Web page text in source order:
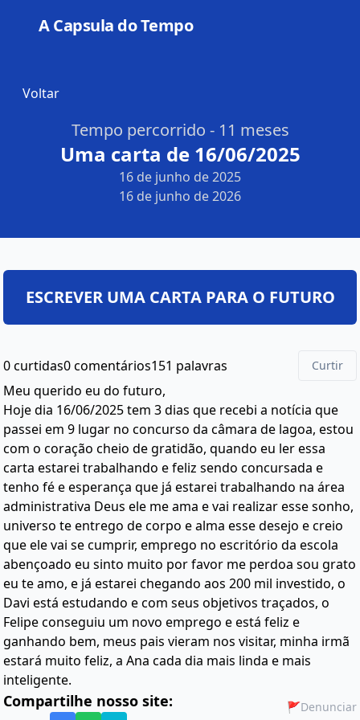
A Capsula do Tempo
Voltar
Tempo percorrido - 11 meses
Uma carta de 16/06/2025
16 de junho de 2025
16 de junho de 2026
0 curtidas0 comentários151 palavras Curtir
Meu querido eu do futuro,
Hoje dia 16/06/2025 tem 3 dias que recebi a notícia que
passei em 9 lugar no concurso da câmara de lagoa, estou
com o coração cheio de gratidão, quando eu ler essa
carta estarei trabalhando e feliz sendo concursada e
tenho fé e esperança que já estarei trabalhando na área
administrativa Deus ele me ama e vai realizar esse sonho,
universo te entrego de corpo e alma esse desejo e creio
que ele vai se cumprir, emprego no escritório da escola
abençoado eu sinto muito por favor me perdoa sou grato
eu te amo, e já estarei chegando aos 200 mil investido, o
Davi está estudando e com seus objetivos traçados, o
Felipe conseguiu um novo emprego e está feliz e
ganhando bem, meus pais vieram nos visitar, minha irmã
estará muito feliz, a Ana cada dia mais linda e mais
inteligente.
Compartilhe nosso site: 🚩Denunciar
ESCREVER UMA CARTA PARA O FUTURO